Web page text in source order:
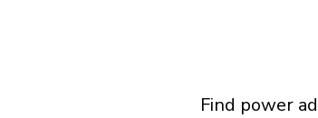
Find power